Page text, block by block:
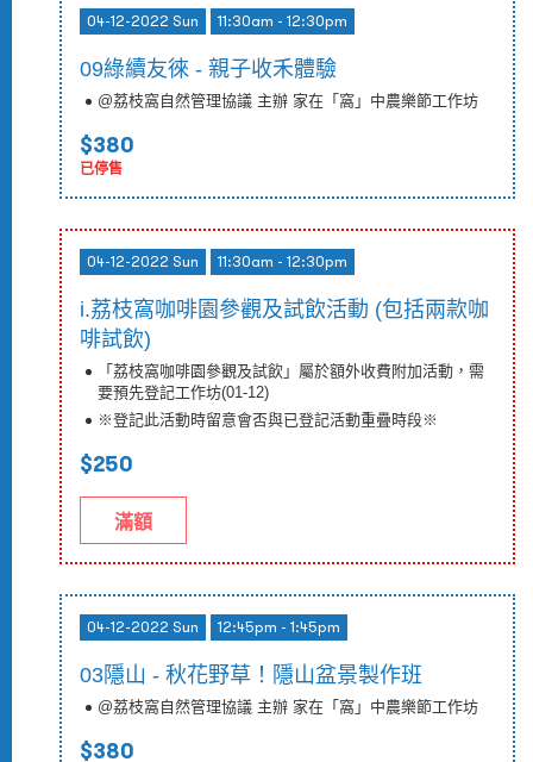
04-12-2022 Sun 11:30am - 12:30pm
09綠續友徠 - 親子收禾體驗
@荔枝窩自然管理協議 主辦 家在「窩」中農樂節工作坊
$380
已停售
04-12-2022 Sun 11:30am - 12:30pm
i.荔枝窩咖啡園參觀及試飲活動 (包括兩款咖
啡試飲)
「荔枝窩咖啡園參觀及試飲」屬於額外收費附加活動，需
要預先登記工作坊(01-12)
※登記此活動時留意會否與已登記活動重疊時段※
$250
滿額
04-12-2022 Sun 12:45pm - 1:45pm
03隱山 - 秋花野草！隱山盆景製作班
@荔枝窩自然管理協議 主辦 家在「窩」中農樂節工作坊
$380